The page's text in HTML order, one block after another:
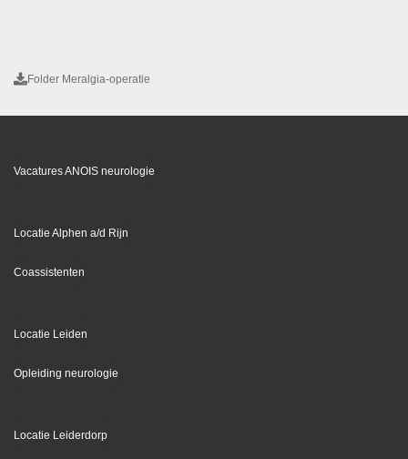
Folder Meralgia-operatie
Vacatures ANOIS neurologie
Locatie Alphen a/d Rijn
Coassistenten
Locatie Leiden
Opleiding neurologie
Locatie Leiderdorp